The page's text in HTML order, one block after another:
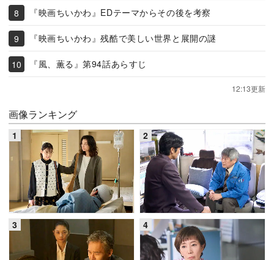
『映画ちいかわ』EDテーマからその後を考察
『映画ちいかわ』残酷で美しい世界と展開の謎
『風、薫る』第94話あらすじ
12:13更新
画像ランキング